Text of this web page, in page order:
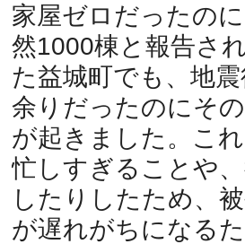
家屋ゼロだったの
然1000棟と報告さ
た益城町でも、地
余りだったのにそ
が起きました。こ
忙しすぎることや
したりしたため、
が遅れがちになる